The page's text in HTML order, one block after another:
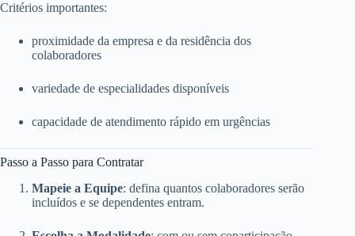
Critérios importantes:
proximidade da empresa e da residência dos
colaboradores
variedade de especialidades disponíveis
capacidade de atendimento rápido em urgências
Passo a Passo para Contratar
Mapeie a Equipe: defina quantos colaboradores serão
incluídos e se dependentes entram.